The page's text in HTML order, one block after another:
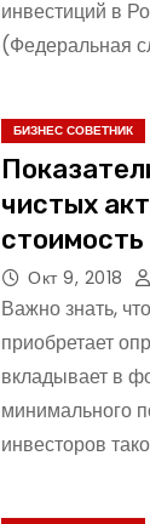
инвестиций в
(Федеральная
БИЗНЕС СОВЕТНИК
чистых
стоимость
Окт 9, 2018
Важно знать,
приобретает
вкладывает в
минимального
инвесторов